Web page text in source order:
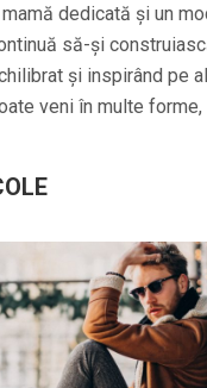
dedicată și un
să-și
și inspirând pe
veni în multe